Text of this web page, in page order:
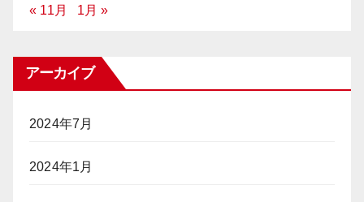
« 11月 1月 »
アーカイブ
2024年7月
2024年1月